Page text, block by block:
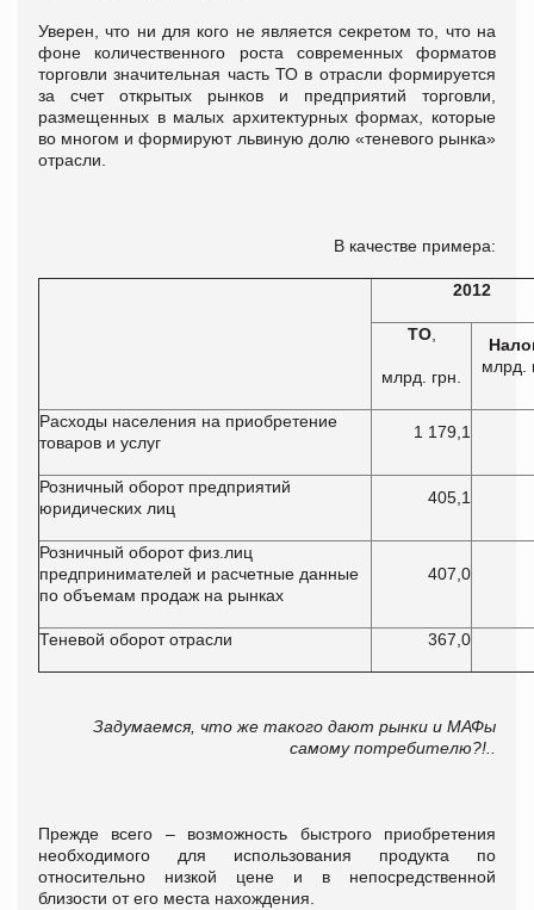
Уверен, что ни для кого не является секретом то, что на
фоне количественного роста современных форматов
торговли значительная часть ТО в отрасли формируется
за счет открытых рынков и предприятий торговли,
размещенных в малых архитектурных формах, которые
во многом и формируют львиную долю «теневого рынка»
отрасли.
В качестве примера:
2012
ТО,
млрд. грн.
млрд.
Расходы населения на приобретение
товаров и услуг
1 179,1
Розничный оборот предприятий
юридических лиц
405,1
Розничный оборот физ.лиц
предпринимателей и расчетные данные
по объемам продаж на рынках
407,0
Теневой оборот отрасли 367,0
Задумаемся, что же такого дают рынки и МАФы
самому потребителю?!..
Прежде всего – возможность быстрого приобретения
необходимого для использования продукта по
относительно низкой цене и в непосредственной
близости от его места нахождения.